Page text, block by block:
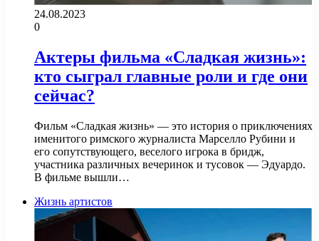
24.08.2023
0
Актеры фильма «Сладкая жизнь»:
кто сыграл главные роли и где они
сейчас?
Фильм «Сладкая жизнь» — это история о приключениях
именитого римского журналиста Марселло Рубини и
его сопутствующего, веселого игрока в бридж,
участника различных вечеринок и тусовок — Эдуардо.
В фильме вышли…
Жизнь артистов